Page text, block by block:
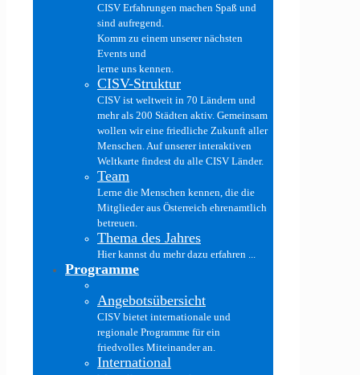
CISV Erfahrungen machen Spaß und
sind aufregend.
Komm zu einem unserer nächsten
Events und
lerne uns kennen.
CISV-Struktur
CISV ist weltweit in 70 Ländern und
mehr als 200 Städten aktiv. Gemeinsam
wollen wir eine friedliche Zukunft aller
Menschen. Auf unserer interaktiven
Weltkarte findest du alle CISV Länder.
Team
Lerne die Menschen kennen, die die
Mitglieder aus Österreich ehrenamtlich
betreuen.
Thema des Jahres
Hier kannst du mehr dazu erfahren ...
Programme
Angebotsübersicht
CISV bietet internationale und
regionale Programme für ein
friedvolles Miteinander an.
International